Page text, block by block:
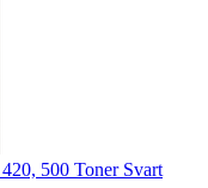
500 Toner Svart